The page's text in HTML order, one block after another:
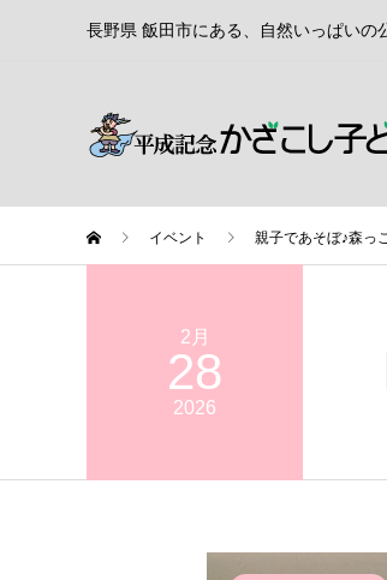
長野県 飯田市にある、自然いっぱいの
イベント 親子であそぼ♪森っ
2月
28
2026